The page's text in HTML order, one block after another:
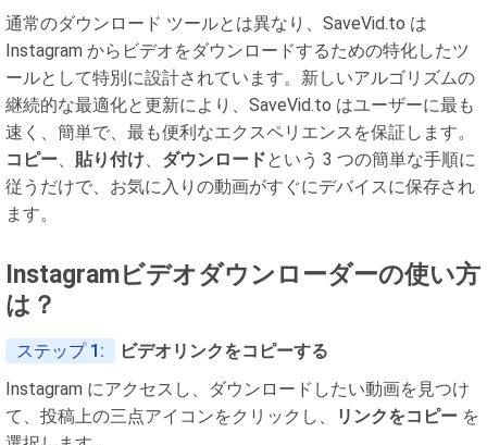
通常のダウンロード ツールとは異なり、SaveVid.to は
Instagram からビデオをダウンロードするための特化したツ
ールとして特別に設計されています。新しいアルゴリズムの
継続的な最適化と更新により、SaveVid.to はユーザーに最も
速く、簡単で、最も便利なエクスペリエンスを保証します。
コピー、 貼り付け、 ダウンロードという 3 つの簡単な手順に
従うだけで、お気に入りの動画がすぐにデバイスに保存され
ます。
Instagramビデオダウンローダーの使い方
は？
ステップ 1:
ビデオリンクをコピーする
Instagram にアクセスし、ダウンロードしたい動画を見つけ
て、投稿上の三点アイコンをクリックし、
リンクをコピー を